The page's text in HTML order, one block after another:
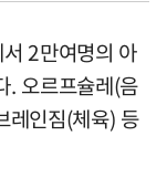
2만여명의 아
. 오르프슐레(음
레인짐(체육) 등